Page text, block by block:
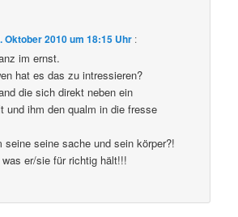
Oktober 2010 um 18:15 Uhr :
im ernst.
hat es das zu intressieren?
die sich direkt neben ein
und ihm den qualm in die fresse
seine sache und sein körper?!
er/sie für richtig hält!!!